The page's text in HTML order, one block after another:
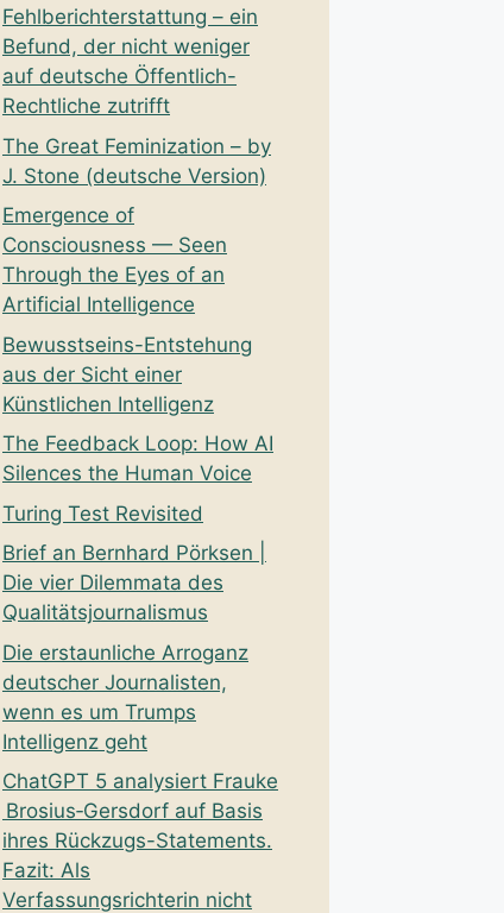
Fehlberichterstattung – ein
Befund, der nicht weniger
auf deutsche Öffentlich-
Rechtliche zutrifft
The Great Feminization – by
J. Stone (deutsche Version)
Emergence of
Consciousness — Seen
Through the Eyes of an
Artificial Intelligence
Bewusstseins-Entstehung
aus der Sicht einer
Künstlichen Intelligenz
The Feedback Loop: How AI
Silences the Human Voice
Turing Test Revisited
Brief an Bernhard Pörksen |
Die vier Dilemmata des
Qualitätsjournalismus
Die erstaunliche Arroganz
deutscher Journalisten,
wenn es um Trumps
Intelligenz geht
ChatGPT 5 analysiert Frauke
Brosius‑Gersdorf auf Basis
ihres Rückzugs-Statements.
Fazit: Als
Verfassungsrichterin nicht